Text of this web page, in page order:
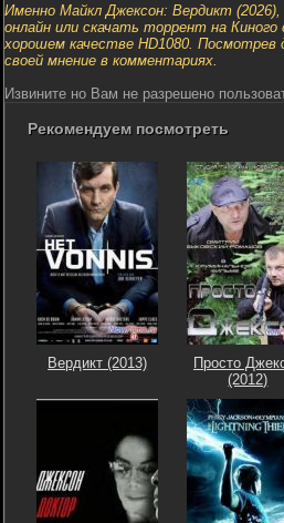
Именно Майкл Джексон: Вердикт
онлайн или скачать торрент на
хорошем качестве HD1080.
своей мнение в комментариях.
Извините но Вам не разрешено
Рекомендуем посмотреть
Вердикт (2013)
Просто
(2012)